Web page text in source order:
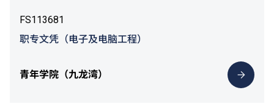
FS113681
职专文凭（电子及电脑工程）
青年学院（九龙湾）